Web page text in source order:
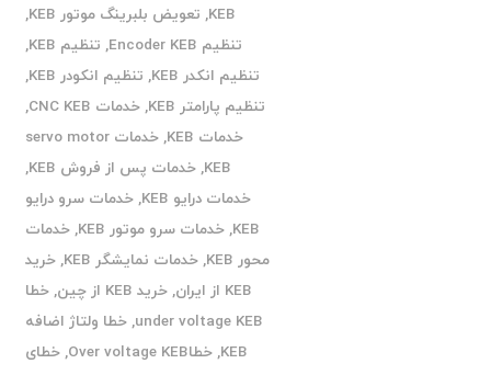
KEB
, تعویض بلبرینگ موتور KEB
,
تنظیم Encoder KEB
, تنظیم KEB
,
تنظیم انکدر KEB
, تنظیم انکودر KEB
,
تنظیم پارامتر KEB
,خدمات CNC KEB
,
خدمات KEB
,
خدمات servo motor
KEB
,خدمات پس از فروش KEB
,
خدمات درایو KEB
,خدمات سرو درایو
KEB
,خدمات سرو موتور KEB ,خدمات
محور KEB
,خدمات نمایشگر KEB ,خرید
KEB از ایران
,خرید KEB از چین ,خطا
under voltage KEB
,خطا ولتاژ اضافه
KEB
,خطاOver voltage KEB ,خطای